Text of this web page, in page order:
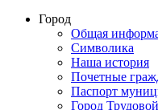
Город
Общая
Символика
Наша история
Почетные
Паспорт
Город